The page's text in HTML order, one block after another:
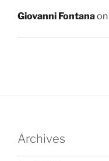
Giovanni Fontanaon
Archives